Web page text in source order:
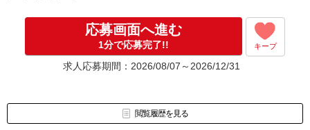
応募画面へ進む
1分で応募完了!! キープ
求人応募期間：2026/08/07～2026/12/31
閲覧履歴を見る